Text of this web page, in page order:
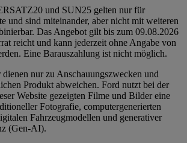
und SUN25 gelten nur für
und sind miteinander, aber nicht mit weiteren
Das Angebot gilt bis zum 09.08.2026
reicht und kann jederzeit ohne Angabe von
Eine Barauszahlung ist nicht möglich.
nur zu Anschauungszwecken und
Produkt abweichen. Ford nutzt bei der
Website gezeigten Filme und Bilder eine
Fotografie, computergenerierten
Fahrzeugmodellen und generativer
(Gen-AI).